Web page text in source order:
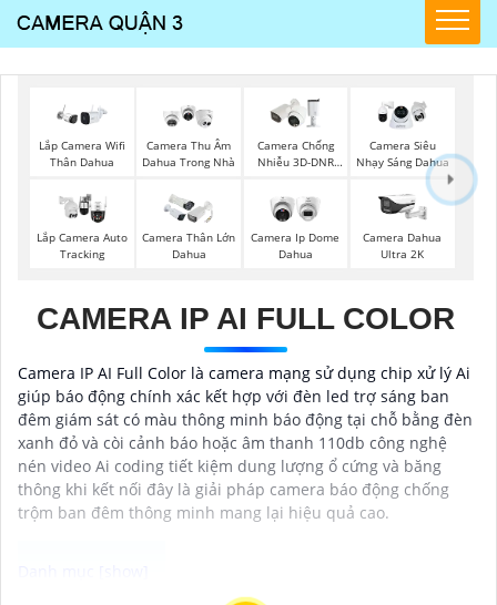
Lắp Camera Wifi
Thân Dahua
Camera Thu Âm
Dahua Trong Nhà
Camera Chống
Nhiễu 3D-DNR
Camera Siêu
Nhạy Sáng Dahua
Lắp Camera Auto
Tracking
Camera Thân Lớn
Dahua
Camera Ip Dome
Dahua
Camera Dahua
Ultra 2K
CAMERA IP AI FULL COLOR
Camera IP AI Full Color là camera mạng sử dụng chip xử lý Ai
giúp báo động chính xác kết hợp với đèn led trợ sáng ban
đêm giám sát có màu thông minh báo động tại chỗ bằng đèn
xanh đỏ và còi cảnh báo hoặc âm thanh 110db công nghệ
nén video Ai coding tiết kiệm dung lượng ổ cứng và băng
thông khi kết nối đây là giải pháp camera báo động chống
trộm ban đêm thông minh mang lại hiệu quả cao.